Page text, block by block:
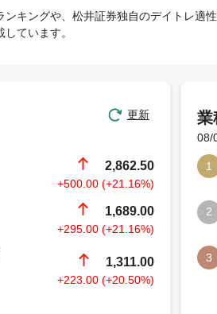
ンキングや、松井証券独自のデイトレ適性
ています。